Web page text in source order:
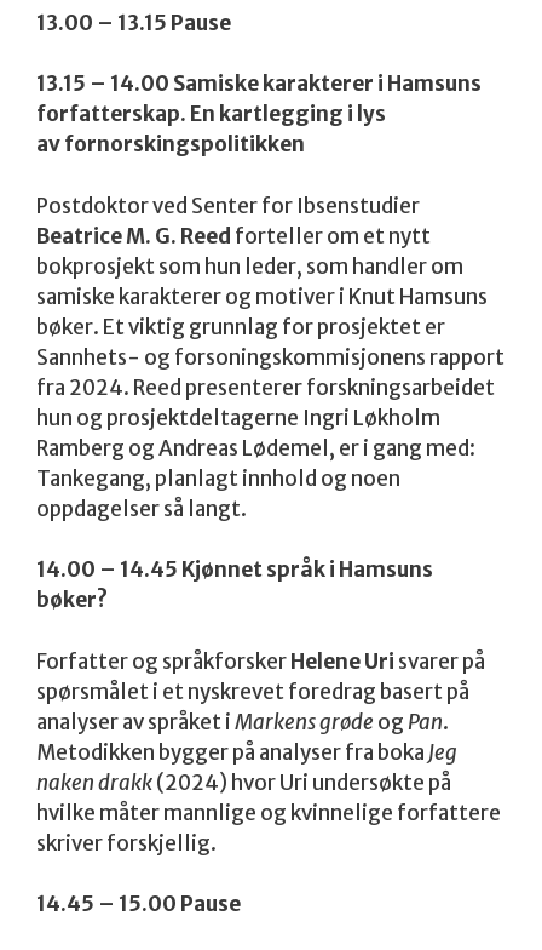
13.00 – 13.15 Pause
13.15 – 14.00 Samiske karakterer i Hamsuns
forfatterskap. En kartlegging i lys
av fornorskingspolitikken
Postdoktor ved Senter for Ibsenstudier
Beatrice M. G. Reed forteller om et nytt
bokprosjekt som hun leder, som handler om
samiske karakterer og motiver i Knut Hamsuns
bøker. Et viktig grunnlag for prosjektet er
Sannhets- og forsoningskommisjonens rapport
fra 2024. Reed presenterer forskningsarbeidet
hun og prosjektdeltagerne Ingri Løkholm
Ramberg og Andreas Lødemel, er i gang med:
Tankegang, planlagt innhold og noen
oppdagelser så langt.
14.00 – 14.45 Kjønnet språk i Hamsuns
bøker?
Forfatter og språkforskerHelene Uri svarer på
spørsmålet i et nyskrevet foredrag basert på
analyser av språket iMarkens grøde og Pan.
Metodikken bygger på analyser fra boka Jeg
naken drakk(2024) hvor Uri undersøkte på
hvilke måter mannlige og kvinnelige forfattere
skriver forskjellig.
14.45 – 15.00 Pause